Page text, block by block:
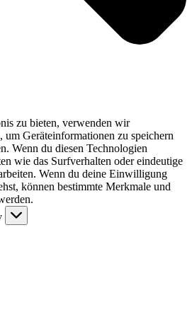
zu bieten, verwenden wir
Geräteinformationen zu speichern
Wenn du diesen Technologien
wie das Surfverhalten oder eindeutige
Wenn du deine Einwilligung
können bestimmte Merkmale und